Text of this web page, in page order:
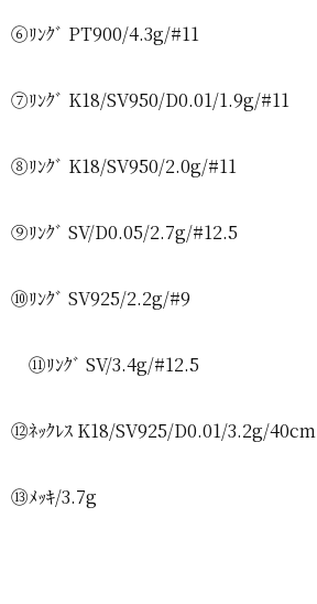
⑥ﾘﾝｸﾞ PT900/4.3g/#11
⑦ﾘﾝｸﾞ K18/SV950/D0.01/1.9g/#11
⑧ﾘﾝｸﾞ K18/SV950/2.0g/#11
⑨ﾘﾝｸﾞ SV/D0.05/2.7g/#12.5
⑩ﾘﾝｸﾞ SV925/2.2g/#9
⑪ﾘﾝｸﾞ SV/3.4g/#12.5
⑫ﾈｯｸﾚｽ K18/SV925/D0.01/3.2g/40cm
⑬ﾒｯｷ/3.7g